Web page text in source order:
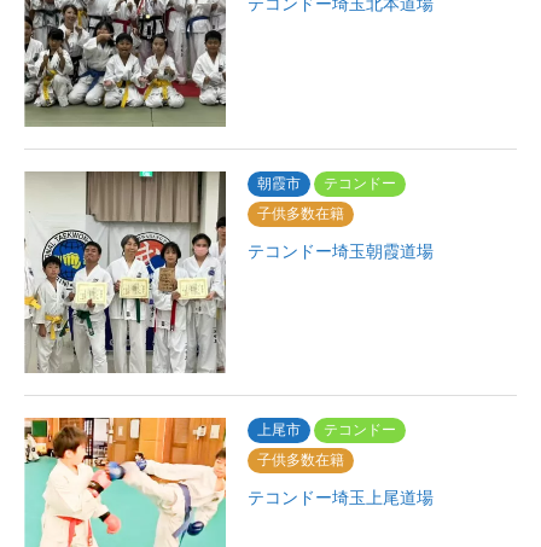
テコンドー埼玉北本道場
朝霞市
テコンドー
子供多数在籍
テコンドー埼玉朝霞道場
上尾市
テコンドー
子供多数在籍
テコンドー埼玉上尾道場